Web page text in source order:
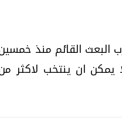
البعث القائم منذ
ان ينتخب لاكثر